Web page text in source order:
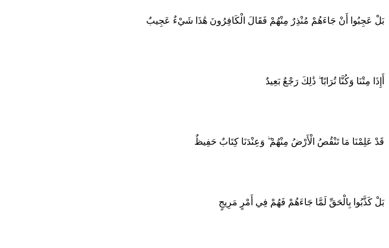
بَلْ عَجِبُوا أَنْ جَاءَهُمْ مُنْذِرٌ مِنْهُمْ فَقَالَ الْكَافِرُونَ هَٰذَا شَيْءٌ عَجِيبٌ
أَإِذَا مِتْنَا وَكُنَّا تُرَابًا ۖ ذَٰلِكَ رَجْعٌ بَعِيدٌ
قَدْ عَلِمْنَا مَا تَنْقُصُ الْأَرْضُ مِنْهُمْ ۖ وَعِنْدَنَا كِتَابٌ حَفِيظٌ
بَلْ كَذَّبُوا بِالْحَقِّ لَمَّا جَاءَهُمْ فَهُمْ فِي أَمْرٍ مَرِيجٍ